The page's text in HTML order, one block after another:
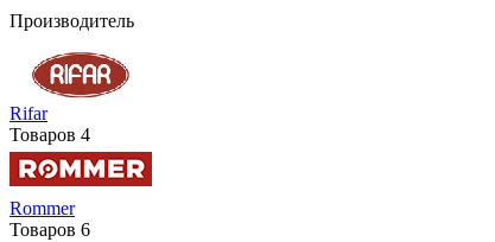
Производитель
Rifar
Товаров 4
Rommer
Товаров 6